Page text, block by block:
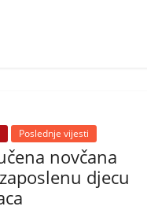
Poslednje vijesti
novčana
djecu